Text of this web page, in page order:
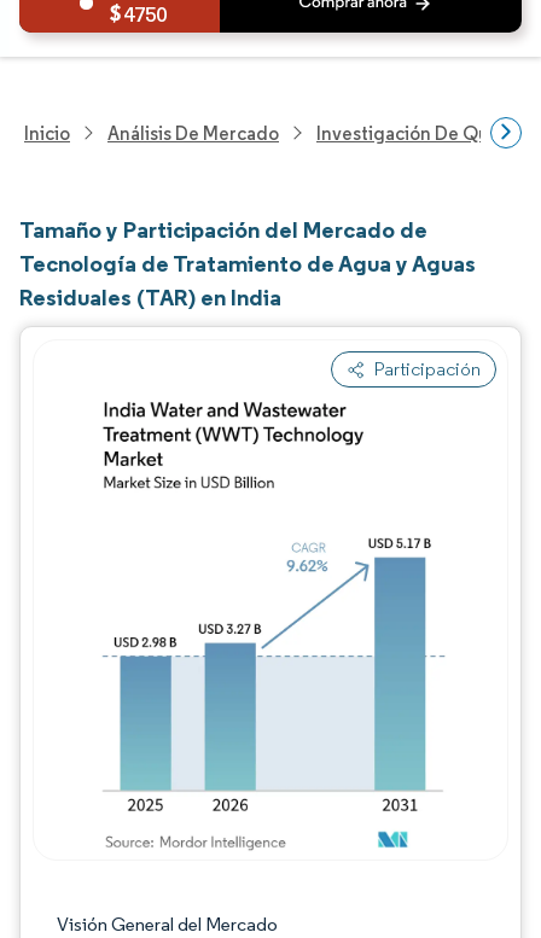
4750
Inicio Análisis De Mercado Investigación De
Tamaño y Participación del Mercado de
Tecnología de Tratamiento de Agua y Aguas
Residuales (TAR) en India
Participación
Visión General del Mercado
Imagen © Mordor Intelligence. El uso